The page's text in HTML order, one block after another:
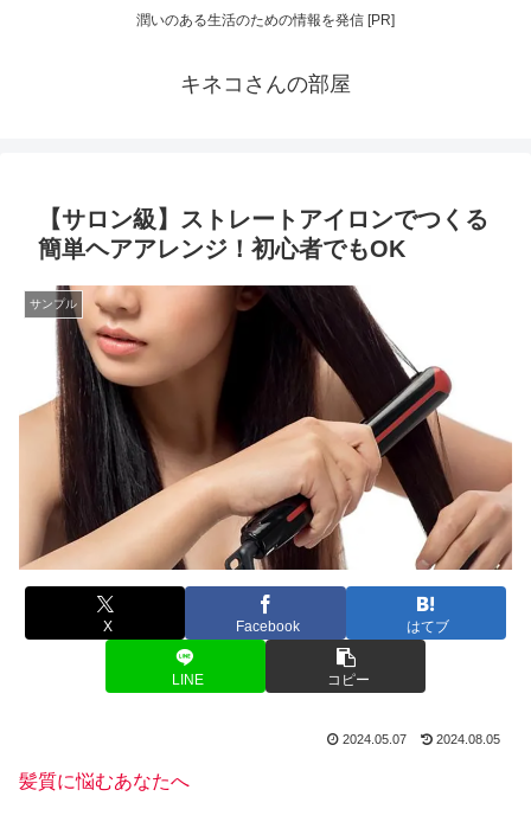
潤いのある生活のための情報を発信 [PR]
キネコさんの部屋
【サロン級】ストレートアイロンでつくる
簡単ヘアアレンジ！初心者でもOK
サンプル
X Facebook はてブ
LINE コピー
2024.05.07 2024.08.05
髪質に悩むあなたへ